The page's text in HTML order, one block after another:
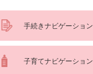
手続きナビゲーション
子育てナビゲーション